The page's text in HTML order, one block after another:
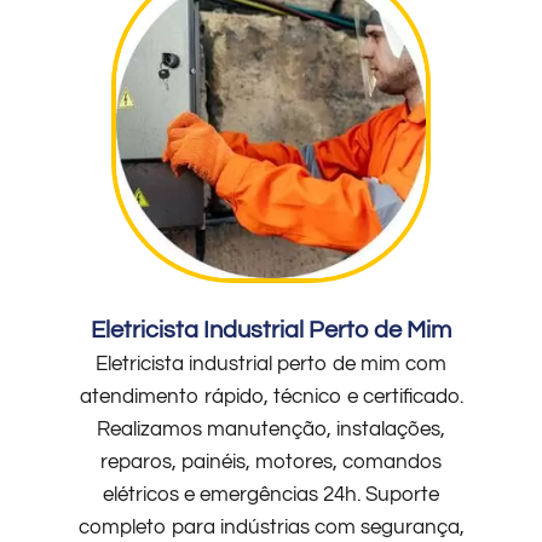
Eletricista Industrial Perto de Mim
Eletricista industrial perto de mim com
atendimento rápido, técnico e certificado.
Realizamos manutenção, instalações,
reparos, painéis, motores, comandos
elétricos e emergências 24h. Suporte
completo para indústrias com segurança,